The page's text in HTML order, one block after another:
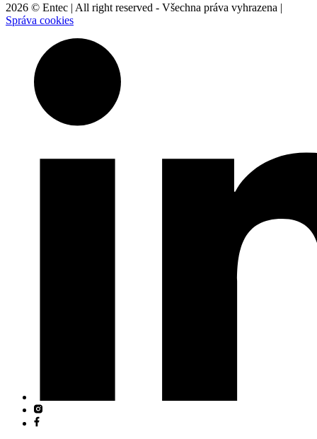
2026 © Entec | All right reserved - Všechna práva vyhrazena |
Správa cookies